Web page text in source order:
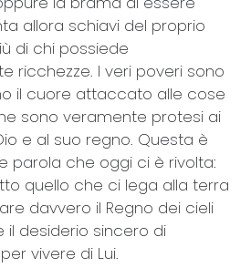
allora schiavi del proprio
di chi possiede
ricchezze. I veri poveri sono
il cuore attaccato alle cose
sono veramente protesi ai
e al suo regno. Questa è
parola che oggi ci è rivolta:
quello che ci lega alla terra
davvero il Regno dei cieli
il desiderio sincero di
vivere di Lui.